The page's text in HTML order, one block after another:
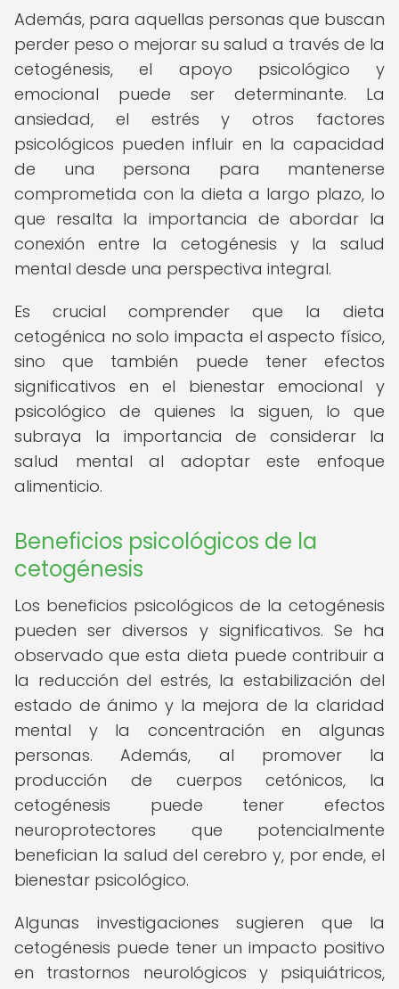
Además, para aquellas personas que buscan
perder peso o mejorar su salud a través de la
cetogénesis, el apoyo psicológico y
emocional puede ser determinante. La
ansiedad, el estrés y otros factores
psicológicos pueden influir en la capacidad
de una persona para mantenerse
comprometida con la dieta a largo plazo, lo
que resalta la importancia de abordar la
conexión entre la cetogénesis y la salud
mental desde una perspectiva integral.
Es crucial comprender que la dieta
cetogénica no solo impacta el aspecto físico,
sino que también puede tener efectos
significativos en el bienestar emocional y
psicológico de quienes la siguen, lo que
subraya la importancia de considerar la
salud mental al adoptar este enfoque
alimenticio.
Beneficios psicológicos de la
cetogénesis
Los beneficios psicológicos de la cetogénesis
pueden ser diversos y significativos. Se ha
observado que esta dieta puede contribuir a
la reducción del estrés, la estabilización del
estado de ánimo y la mejora de la claridad
mental y la concentración en algunas
personas. Además, al promover la
producción de cuerpos cetónicos, la
cetogénesis puede tener efectos
neuroprotectores que potencialmente
benefician la salud del cerebro y, por ende, el
bienestar psicológico.
Algunas investigaciones sugieren que la
cetogénesis puede tener un impacto positivo
en trastornos neurológicos y psiquiátricos,